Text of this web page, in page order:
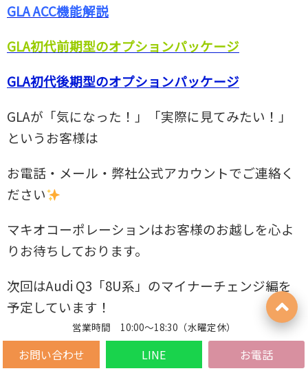
営業時間 10:00～18:30（水曜定休）
お問い合わせ LINE
GLA ACC機能解説
GLA初代前期型のオプションパッケージ
GLA初代後期型のオプションパッケージ
GLAが「気になった！」「実際に見てみたい！」
というお客様は
お電話・メール・弊社公式アカウントでご連絡く
ださい
マキオコーポレーションはお客様のお越しを心よ
りお待ちしております。
次回はAudi Q3「8U系」のマイナーチェンジ編を
予定しています！